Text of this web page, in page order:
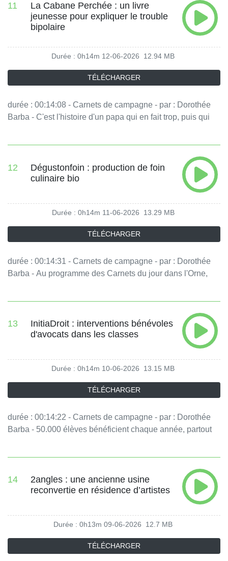
nourrissons avec des cocons de naissance en laine. -
équipe : Sophie Hoffmann, Louise Tempéreau Vous aimez
ce podcast ? Pour écouter tous les épisodes sans limite,
rendez-vous sur Radio France
11
La Cabane Perchée : un livre
jeunesse pour expliquer le trouble
bipolaire
Durée : 0h14m 12-06-2026 12.94 MB
TÉLÉCHARGER
durée : 00:14:08 - Carnets de campagne - par : Dorothée
Barba - C'est l'histoire d'un papa qui en fait trop, puis qui
perchée permet d'ouvrir le dialogue sur la santé mentale. -
équipe : Sophie Hoffmann Vous aimez ce podcast ? Pour
écouter tous les épisodes sans limite, rendez-vous sur
Radio France
12
Dégustonfoin : production de foin
culinaire bio
Durée : 0h14m 11-06-2026 13.29 MB
TÉLÉCHARGER
durée : 00:14:31 - Carnets de campagne - par : Dorothée
Barba - Au programme des Carnets du jour dans l'Orne,
chante. - équipe : Sophie Hoffmann Vous aimez ce podcast
? Pour écouter tous les épisodes sans limite, rendez-vous
13
InitiaDroit : interventions bénévoles
d'avocats dans les classes
Durée : 0h14m 10-06-2026 13.15 MB
TÉLÉCHARGER
durée : 00:14:22 - Carnets de campagne - par : Dorothée
Barba - 50.000 élèves bénéficient chaque année, partout
concrets. - équipe : Sophie Hoffmann Vous aimez ce
podcast ? Pour écouter tous les épisodes sans limite,
14
2angles : une ancienne usine
reconvertie en résidence d’artistes
Durée : 0h13m 09-06-2026 12.7 MB
TÉLÉCHARGER